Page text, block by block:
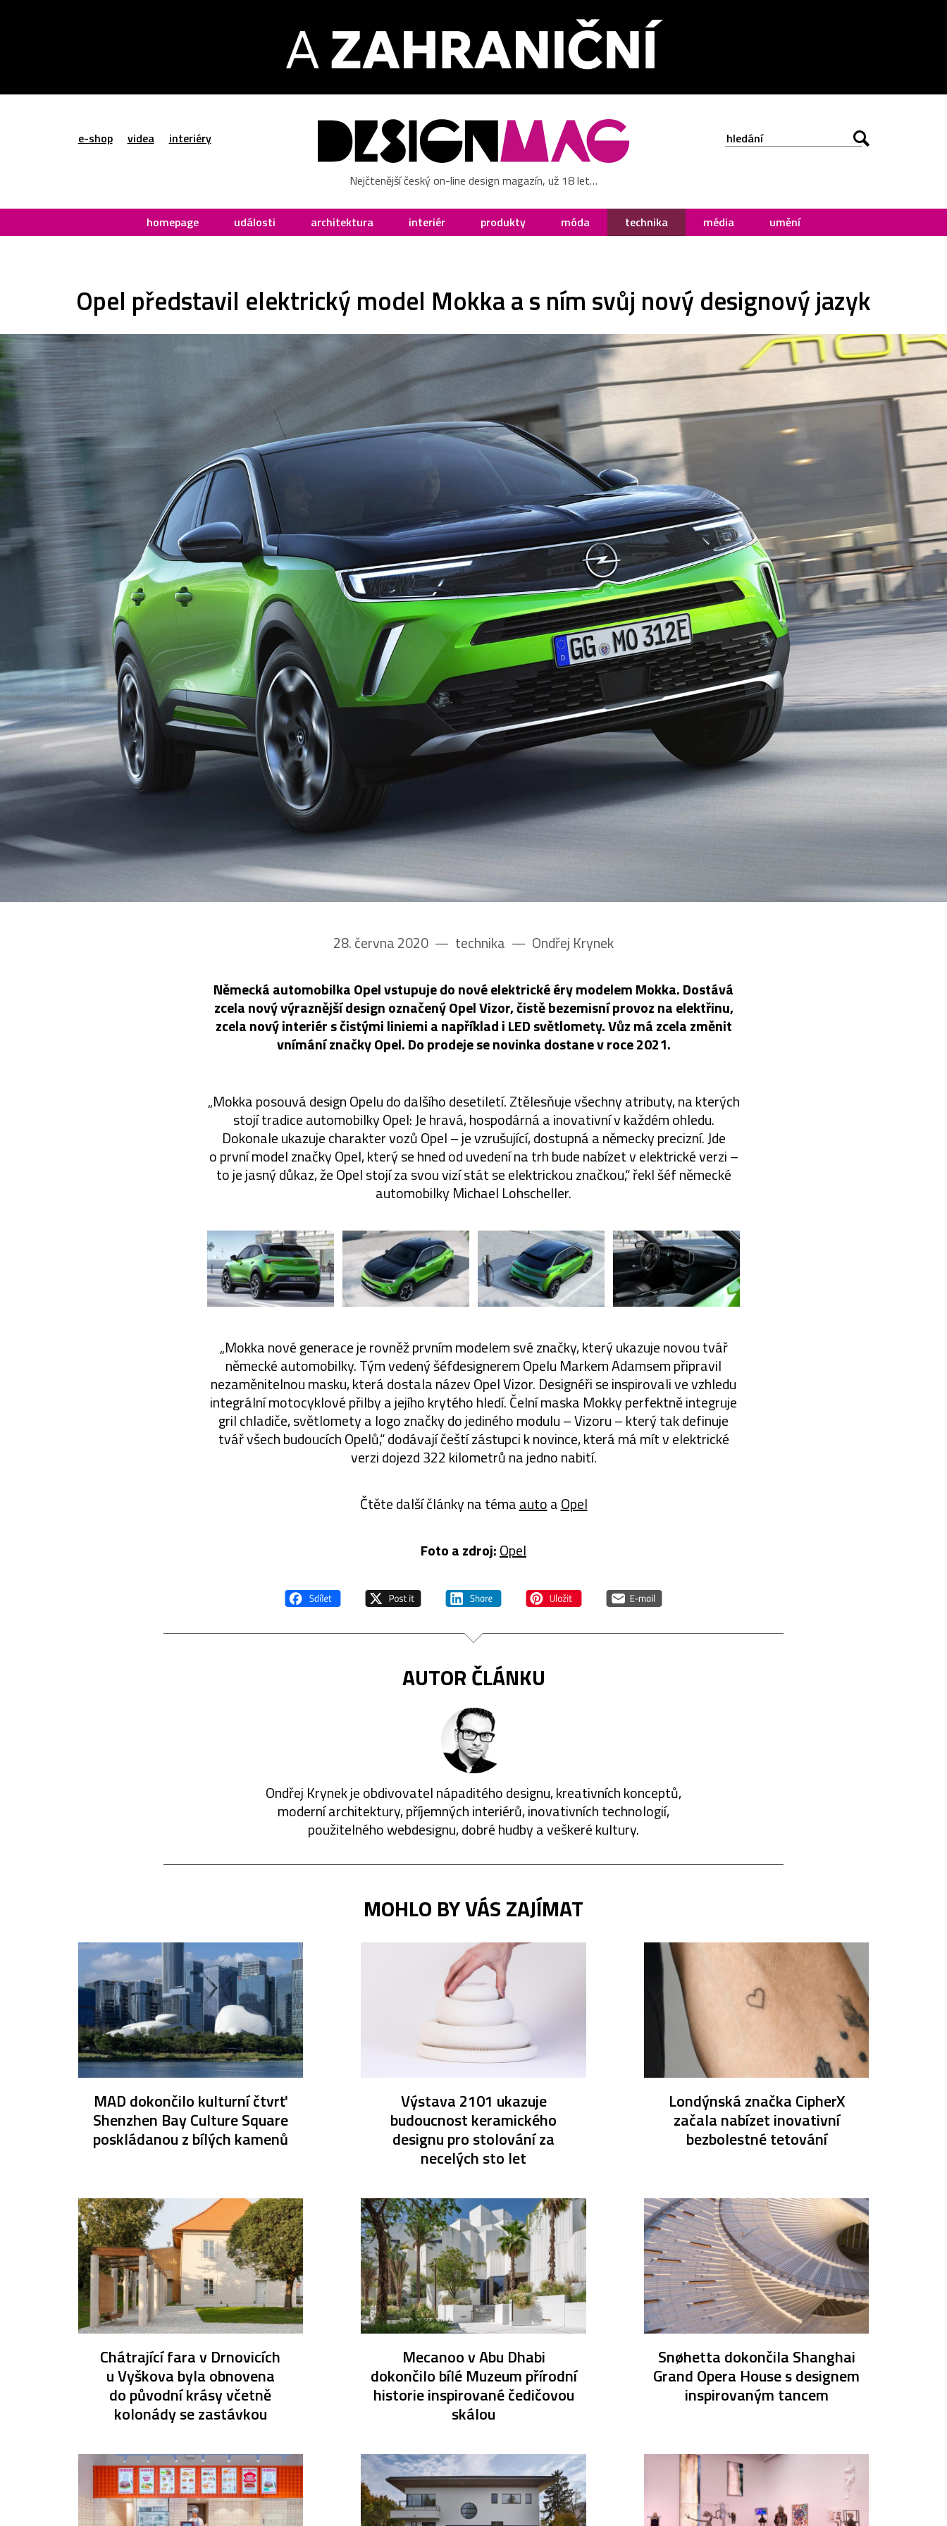
e-shop videa interiéry
Nejčtenější český on-line design magazín, už 18 let…
homepage události architektura interiér produkty móda technika média umění
Opel představil elektrický model Mokka a s ním svůj nový designový jazyk
28. června 2020 –– technika –– Ondřej Krynek
Německá automobilka Opel vstupuje do nové elektrické éry modelem Mokka. Dostává
zcela nový výraznější design označený Opel Vizor, čistě bezemisní provoz na elektřinu,
zcela nový interiér s čistými liniemi a například i LED světlomety. Vůz má zcela změnit
vnímání značky Opel. Do prodeje se novinka dostane v roce 2021.
„Mokka posouvá design Opelu do dalšího desetiletí. Ztělesňuje všechny atributy, na kterých
stojí tradice automobilky Opel: Je hravá, hospodárná a inovativní v každém ohledu.
Dokonale ukazuje charakter vozů Opel – je vzrušující, dostupná a německy precizní. Jde
o první model značky Opel, který se hned od uvedení na trh bude nabízet v elektrické verzi –
to je jasný důkaz, že Opel stojí za svou vizí stát se elektrickou značkou,“ řekl šéf německé
automobilky Michael Lohscheller.
„Mokka nové generace je rovněž prvním modelem své značky, který ukazuje novou tvář
německé automobilky. Tým vedený šéfdesignerem Opelu Markem Adamsem připravil
nezaměnitelnou masku, která dostala název Opel Vizor. Designéři se inspirovali ve vzhledu
integrální motocyklové přilby a jejího krytého hledí. Čelní maska Mokky perfektně integruje
gril chladiče, světlomety a logo značky do jediného modulu – Vizoru – který tak definuje
tvář všech budoucích Opelů,“ dodávají čeští zástupci k novince, která má mít v elektrické
verzi dojezd 322 kilometrů na jedno nabití.
Čtěte další články na témaautoaOpel
Foto a zdroj:Opel
AUTOR ČLÁNKU
Ondřej Krynek je obdivovatel nápaditého designu, kreativních konceptů,
moderní architektury, příjemných interiérů, inovativních technologií,
použitelného webdesignu, dobré hudby a veškeré kultury.
MOHLO BY VÁS ZAJÍMAT
MAD dokončilo kulturní čtvrť
Shenzhen Bay Culture Square
poskládanou z bílých kamenů
Výstava 2101 ukazuje
budoucnost keramického
designu pro stolování za
necelých sto let
Londýnská značka CipherX
začala nabízet inovativní
bezbolestné tetování
Chátrající fara v Drnovicích
u Vyškova byla obnovena
do původní krásy včetně
kolonády se zastávkou
Mecanoo v Abu Dhabi
dokončilo bílé Muzeum přírodní
historie inspirované čedičovou
skálou
Snøhetta dokončila Shanghai
Grand Opera House s designem
inspirovaným tancem